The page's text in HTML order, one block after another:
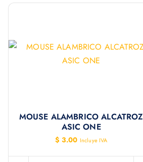
MOUSE ALAMBRICO ALCATROZ
ASIC ONE
$ 3.00 Incluye IVA